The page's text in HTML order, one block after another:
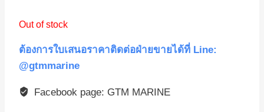
Out of stock
ต้องการใบเสนอราคาติดต่อฝ่ายขายได้ที่ Line:
@gtmmarine
Facebook page: GTM MARINE